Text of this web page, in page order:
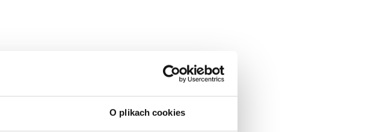
O plikach cookies